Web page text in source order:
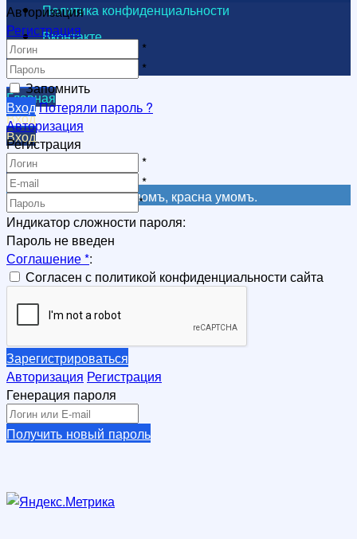
Политика конфиденциальности
Вконтакте
Видеоканал
Главная
Вход
Вход
Регистрация
Регистрация
Не красна книга письмомъ, красна умомъ.
Авторизация
Регистрация
*
*
Запомнить
ВходПотеряли пароль ?
Авторизация
Регистрация
*
*
*
Индикатор сложности пароля:
Пароль не введен
Соглашение*:
Согласен с политикой конфиденциальности сайта
Зарегистрироваться
Авторизация Регистрация
Генерация пароля
Получить новый пароль